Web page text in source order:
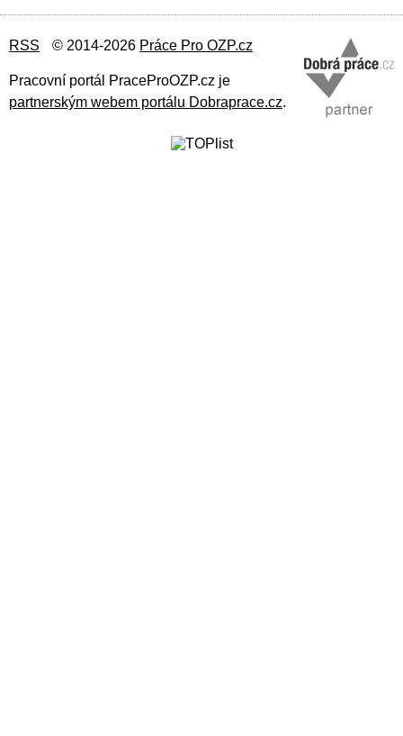
RSS © 2014-2026 Práce Pro OZP.cz
Pracovní portál PraceProOZP.cz je
partnerským webem portálu Dobraprace.cz.